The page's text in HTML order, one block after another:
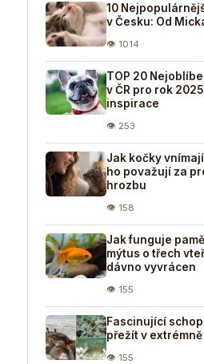
10
v Česku: Od
👁 1014
TOP 20
v ČR pro rok
inspirace
👁 253
Jak kočky
ho považují za
hrozbu
👁 158
Jak funguje
mýtus o třech
dávno vyvrácen
👁 155
Fascinující
přežít v
👁 155